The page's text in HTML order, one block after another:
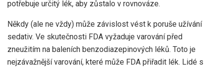
potřebuje určitý lék, aby zůstalo v rovnováze.
Někdy (ale ne vždy) může závislost vést k poruše užívání
sedativ. Ve skutečnosti FDA vyžaduje varování před
zneužitím na baleních benzodiazepinových léků. Toto je
nejzávažnější varování, které může FDA přiřadit lék. Lidé s